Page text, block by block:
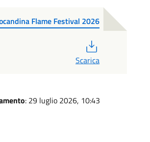
Flame Festival 2026
Scarica
: 29 luglio 2026, 10:43